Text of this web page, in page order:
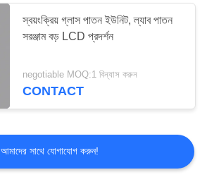
স্বয়ংক্রিয় গ্লাস পাতন ইউনিট, ল্যাব পাতন
সরঞ্জাম বড় LCD প্রদর্শন
negotiable MOQ:1 বিন্যাস করুন
CONTACT
আমাদের সাথে যোগাযোগ করুন!